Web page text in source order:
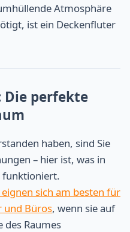
Atmosphäre
ist ein Deckenfluter
Die perfekte
haben, sind Sie
– hier ist, was in
funktioniert.
sich am besten für
und Büros, wenn sie auf
Raumes